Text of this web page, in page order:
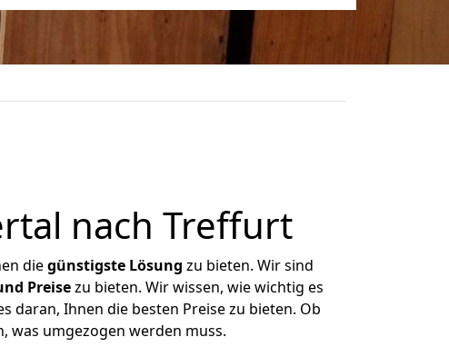
nach Treffurt
diegünstigste Lösung zu bieten. Wir sind
Preisezu bieten. Wir wissen, wie wichtig es
daran, Ihnen die besten Preise zu bieten. Ob
was umgezogen werden muss.